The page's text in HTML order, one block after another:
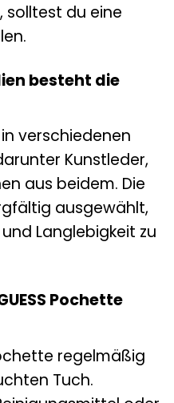
solltest du eine
besteht die
in verschiedenen
Kunstleder,
aus beidem. Die
ausgewählt,
Langlebigkeit zu
Pochette
regelmäßig
Tuch.